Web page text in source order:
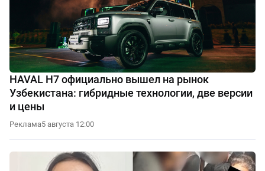
HAVAL H7 официально вышел на рынок
Узбекистана: гибридные технологии, две версии
и цены
Реклама5 августа 12:00